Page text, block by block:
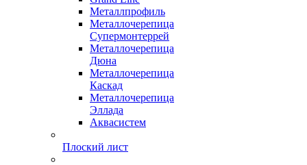
Металлпрофиль
Металлочерепица
Супермонтеррей
Металлочерепица
Дюна
Металлочерепица
Каскад
Металлочерепица
Эллада
Аквасистем
Плоский лист